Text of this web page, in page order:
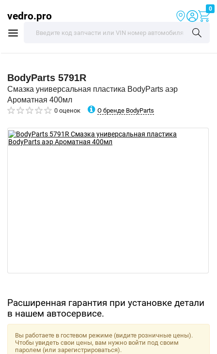
vedro.pro
0
BodyParts 5791R
Смазка универсальная пластика BodyParts аэр
Ароматная 400мл
0 оценок О бренде BodyParts
Расширенная гарантия при установке детали
в нашем автосервисе.
Вы работаете в гостевом режиме (видите розничные цены).
Чтобы увидеть свои цены, вам нужно войти под своим
паролем (или зарегистрироваться).